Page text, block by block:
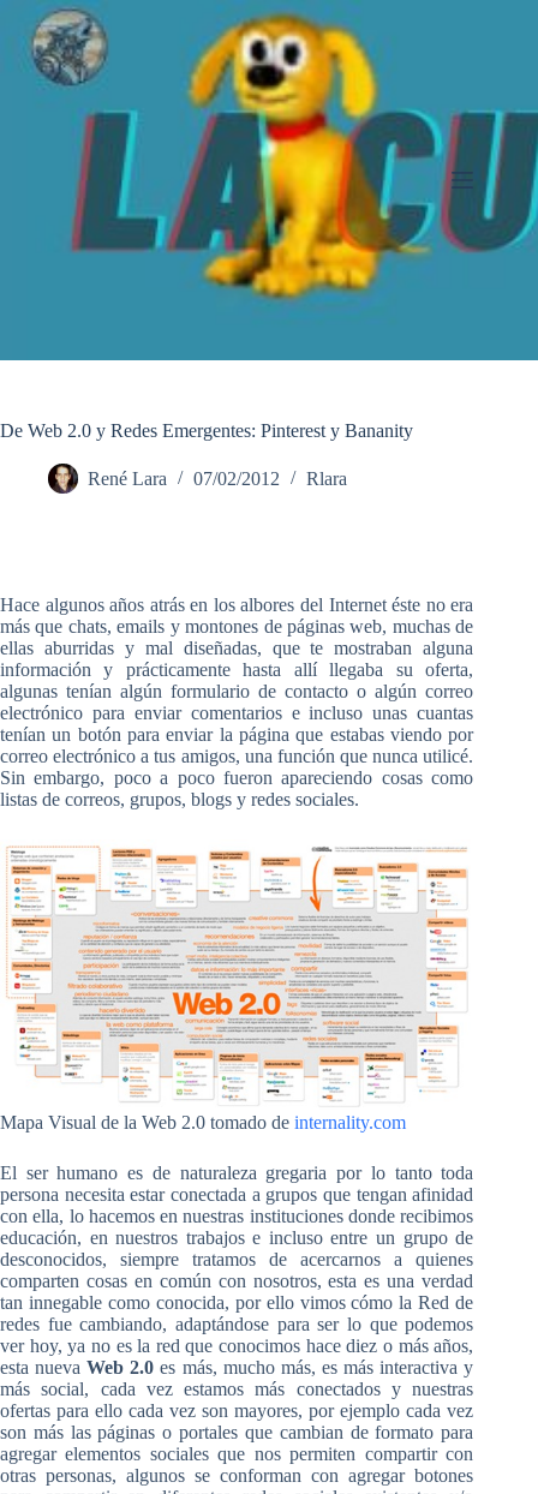
contenido
De Web 2.0 y Redes Emergentes: Pinterest y Bananity
René Lara 07/02/2012 Rlara
Hace algunos años atrás en los albores del Internet éste no era
más que chats, emails y montones de páginas web, muchas de
ellas aburridas y mal diseñadas, que te mostraban alguna
información y prácticamente hasta allí llegaba su oferta,
algunas tenían algún formulario de contacto o algún correo
electrónico para enviar comentarios e incluso unas cuantas
tenían un botón para enviar la página que estabas viendo por
correo electrónico a tus amigos, una función que nunca utilicé.
Sin embargo, poco a poco fueron apareciendo cosas como
listas de correos, grupos, blogs y redes sociales.
Mapa Visual de la Web 2.0 tomado de internality.com
El ser humano es de naturaleza gregaria por lo tanto toda
persona necesita estar conectada a grupos que tengan afinidad
con ella, lo hacemos en nuestras instituciones donde recibimos
educación, en nuestros trabajos e incluso entre un grupo de
desconocidos, siempre tratamos de acercarnos a quienes
comparten cosas en común con nosotros, esta es una verdad
tan innegable como conocida, por ello vimos cómo la Red de
redes fue cambiando, adaptándose para ser lo que podemos
ver hoy, ya no es la red que conocimos hace diez o más años,
esta nuevaWeb 2.0 es más, mucho más, es más interactiva y
más social, cada vez estamos más conectados y nuestras
ofertas para ello cada vez son mayores, por ejemplo cada vez
son más las páginas o portales que cambian de formato para
agregar elementos sociales que nos permiten compartir con
otras personas, algunos se conforman con agregar botones